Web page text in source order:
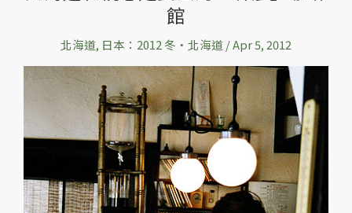
館
北海道, 日本：2012 冬‧北海道/Apr 5, 2012
幌
必
要
的
「森